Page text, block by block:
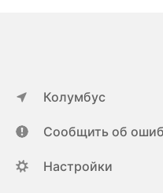
Колумбус
Сообщить об
Настройки